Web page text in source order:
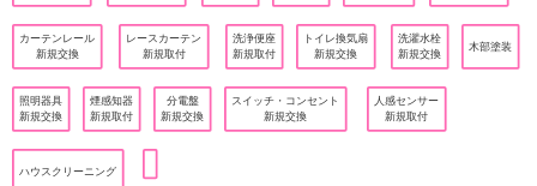
カーテンレール
新規交換
レースカーテン
新規取付
洗浄便座
新規取付
トイレ換気扇
新規交換
洗濯水栓
新規交換
木部塗装
照明器具
新規交換
煙感知器
新規取付
分電盤
新規交換
スイッチ・コンセント
新規交換
人感センサー
新規取付
ハウスクリーニング